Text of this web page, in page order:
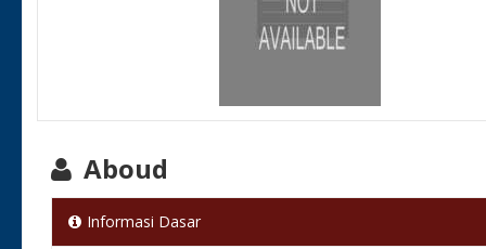
Aboud
Informasi Dasar